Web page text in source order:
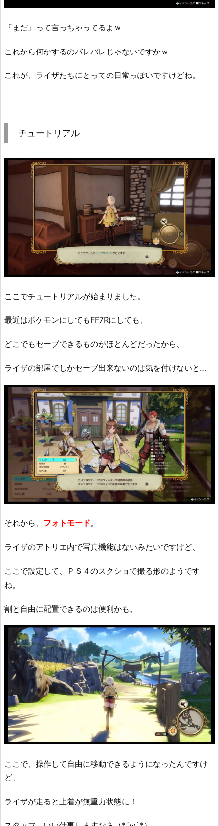
『まだ』って言っちゃってるよｗ
これから何かするのバレバレじゃないですかｗ
これが、ライザたちにとっての日常っぽいですけどね。
チュートリアル
ここでチュートリアルが始まりました。
最近はポケモンにしてもFF7Rにしても、
どこでもセーブできるものがほとんどだったから、
ライザの部屋でしかセーブ出来ないのは気を付けないと…
それから、 フォトモード。
ライザのアトリエ内で写真機能はないみたいですけど、
ここで設定して、ＰＳ４のスクショで撮る形のようです
ね。
割と自由に配置できるのは便利かも。
ここで、操作して自由に移動できるようになったんですけ
ど、
ライザが走ると上着が無重力状態に！